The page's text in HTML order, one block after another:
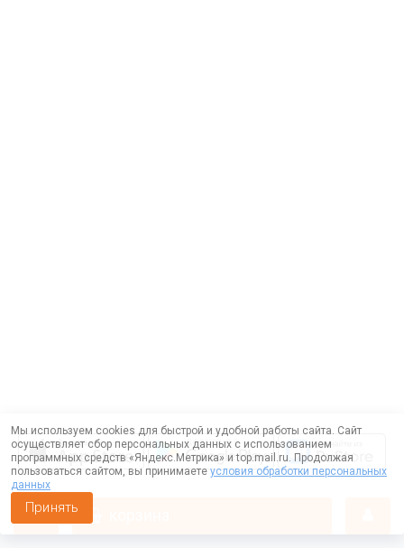
Мы используем cookies для быстрой и удобной работы сайта. Сайт
осуществляет сбор персональных данных с использованием
программных средств «Яндекс.Метрика» и top.mail.ru. Продолжая
пользоваться сайтом, вы принимаете условия обработки персональных
данных
Принять